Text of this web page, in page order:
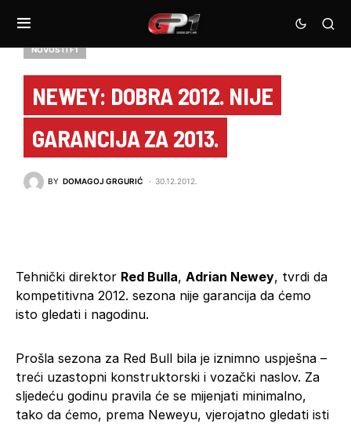
NOVOSTI F1
NEWEY: DOBRA 2012. NIJE
GARANCIJA ZA 2013.
BY DOMAGOJ GRGURIĆ 30.12.2012.
Tehnički direktor Red Bulla, Adrian Newey, tvrdi da
kompetitivna 2012. sezona nije garancija da ćemo
isto gledati i nagodinu.
Prošla sezona za Red Bull bila je iznimno uspješna –
treći uzastopni konstruktorski i vozački naslov. Za
sljedeću godinu pravila će se mijenjati minimalno,
tako da ćemo, prema Neweyu, vjerojatno gledati isti